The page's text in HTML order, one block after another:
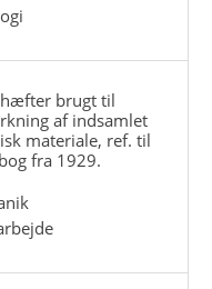
brugt til
af indsamlet
materiale, ref. til
fra 1929.